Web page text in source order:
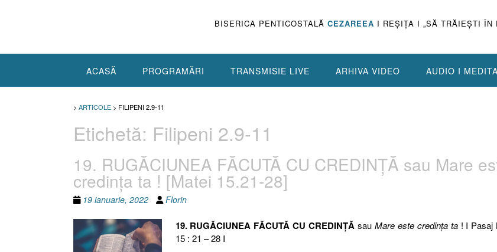
BISERICA PENTICOSTALĂ CEZAREEA I REŞIŢA I „SĂ TRĂIEŞTI ÎN
ACASĂ PROGRAMĂRI TRANSMISIE LIVE ARHIVA VIDEO AUDIO I
> ARTICOLE > FILIPENI 2.9-11
Etichetă: Filipeni 2.9-11
19. RUGĂCIUNEA FĂCUTĂ CU CREDINŢĂ sau Mare
credinţa ta ! [Matei 15.21-28]
19 ianuarie, 2022 Florin
19. RUGĂCIUNEA FĂCUTĂ CU CREDINŢĂ sau Mare este credinţa ta! I Pasaj
15 : 21 – 28 I